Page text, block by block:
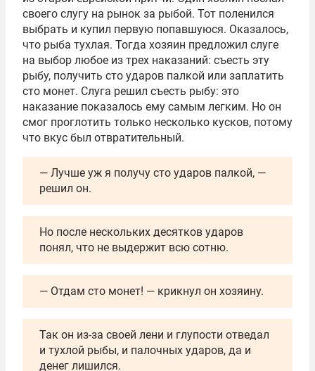
своего слугу на рынок за рыбой. Тот поленился
выбрать и купил первую попавшуюся. Оказалось,
что рыба тухлая. Тогда хозяин предложил слуге
на выбор любое из трех наказаний: съесть эту
рыбу, получить сто ударов палкой или заплатить
сто монет. Слуга решил съесть рыбу: это
наказание показалось ему самым легким. Но он
смог проглотить только несколько кусков, потому
что вкус был отвратительный.
— Лучше уж я получу сто ударов палкой, —
решил он.
Но после нескольких десятков ударов
понял, что не выдержит всю сотню.
— Отдам сто монет! — крикнул он хозяину.
Так он из-за своей лени и глупости отведал
и тухлой рыбы, и палочных ударов, да и
денег лишился.